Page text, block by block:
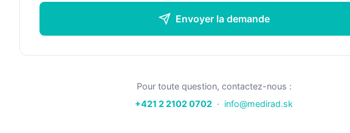
Envoyer la demande
Pour toute question, contactez-nous :
+421 2 2102 0702 · info@medirad.sk